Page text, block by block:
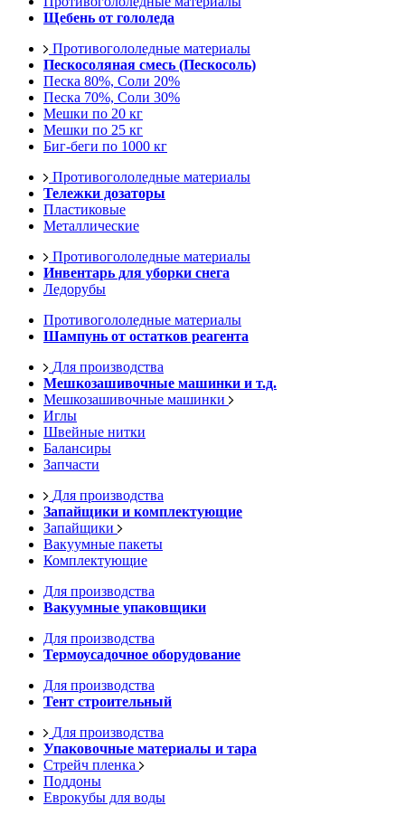
Щебень от гололеда
Противогололедные материалы
Пескосоляная смесь (Пескосоль)
Песка 80%, Соли 20%
Песка 70%, Соли 30%
Мешки по 20 кг
Мешки по 25 кг
Биг-беги по 1000 кг
Противогололедные материалы
Тележки дозаторы
Пластиковые
Металлические
Противогололедные материалы
Инвентарь для уборки снега
Ледорубы
Противогололедные материалы
Шампунь от остатков реагента
Для производства
Мешкозашивочные машинки и т.д.
Мешкозашивочные машинки
Иглы
Швейные нитки
Балансиры
Запчасти
Для производства
Запайщики и комплектующие
Запайщики
Вакуумные пакеты
Комплектующие
Для производства
Вакуумные упаковщики
Для производства
Термоусадочное оборудование
Для производства
Тент строительный
Для производства
Упаковочные материалы и тара
Стрейч пленка
Поддоны
Еврокубы для воды